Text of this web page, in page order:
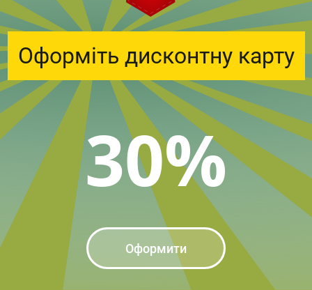
30%
Оформіть дисконтну карту
Оформити